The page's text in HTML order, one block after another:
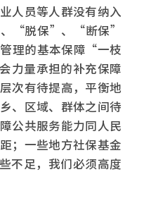
人员等人群没有纳入
“脱保”、“断保”
理的基本保障“一枝
力量承担的补充保障
次有待提高，平衡地
、区域、群体之间待
公共服务能力同人民
；一些地方社保基金
不足，我们必须高度